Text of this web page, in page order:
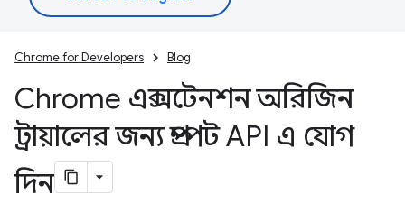
Chrome for Developers Blog
Chrome এক্সটেনশন অরিজিন
ট্রায়ালের জন্য প্রম্পট API এ যোগ
দিন